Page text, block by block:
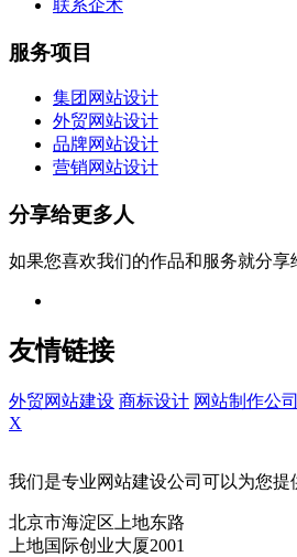
联系企术
服务项目
集团网站设计
外贸网站设计
品牌网站设计
营销网站设计
分享给更多人
如果您喜欢我们的作品和服务就分享
友情链接
外贸网站建设 商标设计 网站制作公司
X
我们是专业网站建设公司可以为您
北京市海淀区上地东路
上地国际创业大厦2001